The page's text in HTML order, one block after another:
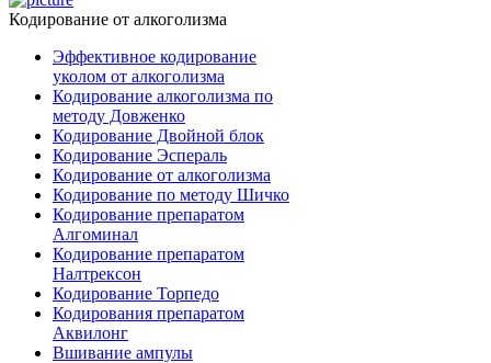
Кодирование от алкоголизма
Эффективное кодирование
уколом от алкоголизма
Кодирование алкоголизма по
методу Довженко
Кодирование Двойной блок
Кодирование Эспераль
Кодирование от алкоголизма
Кодирование по методу Шичко
Кодирование препаратом
Алгоминал
Кодирование препаратом
Налтрексон
Кодирование Торпедо
Кодирования препаратом
Аквилонг
Вшивание ампулы